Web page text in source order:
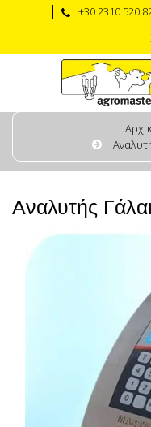
+30 2310 520
Αναλυτής